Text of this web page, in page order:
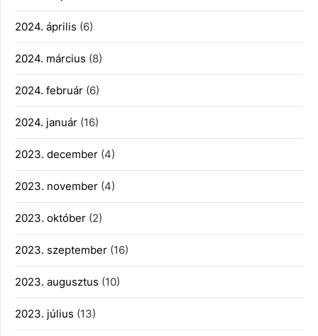
2024. április (6)
2024. március (8)
2024. február (6)
2024. január (16)
2023. december (4)
2023. november (4)
2023. október (2)
2023. szeptember (16)
2023. augusztus (10)
2023. július (13)